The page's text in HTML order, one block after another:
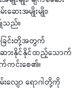
ဆေးအမျိုးမျိုး၊
သည်။
က်ခြင်းတို့အတွက်
၊ ဆားနိုင်နိုင်ထည့်သောက်
က်ကင်းစေ၏။
းလျော ရောဂါတို့ကို